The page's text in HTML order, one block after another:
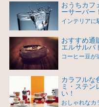
おうちカフ
ーサーバー
インテリアに
おすすめ通
エルサルバ
コーヒー豆が
カラフル
ミ・ステン
い！
おしゃれなカ